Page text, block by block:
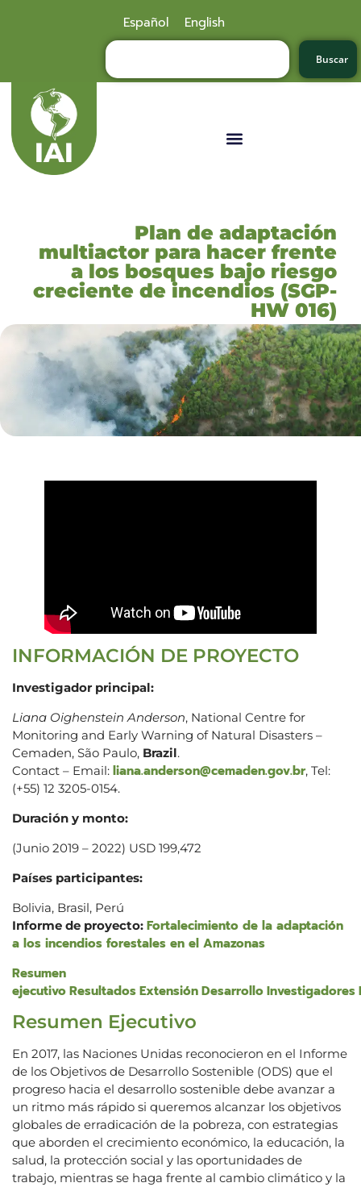
Español English
Buscar
Plan de adaptación
multiactor para hacer frente
a los bosques bajo riesgo
creciente de incendios (SGP-
HW 016)
INFORMACIÓN DE PROYECTO
Investigador principal:
Liana Oighenstein Anderson, National Centre for
Monitoring and Early Warning of Natural Disasters –
Cemaden, São Paulo, Brazil.
Contact – Email: liana.anderson@cemaden.gov.br, Tel:
(+55) 12 3205-0154.
Duración y monto:
(Junio 2019 – 2022) USD 199,472
Países participantes:
Bolivia, Brasil, Perú
Informe de proyecto: Fortalecimiento de la adaptación
a los incendios forestales en el Amazonas
Resumen
ejecutivoResultadosExtensiónDesarrolloInvestigadores
Resumen Ejecutivo
En 2017, las Naciones Unidas reconocieron en el Informe
de los Objetivos de Desarrollo Sostenible (ODS) que el
progreso hacia el desarrollo sostenible debe avanzar a
un ritmo más rápido si queremos alcanzar los objetivos
globales de erradicación de la pobreza, con estrategias
que aborden el crecimiento económico, la educación, la
salud, la protección social y las oportunidades de
trabajo, mientras se haga frente al cambio climático y la